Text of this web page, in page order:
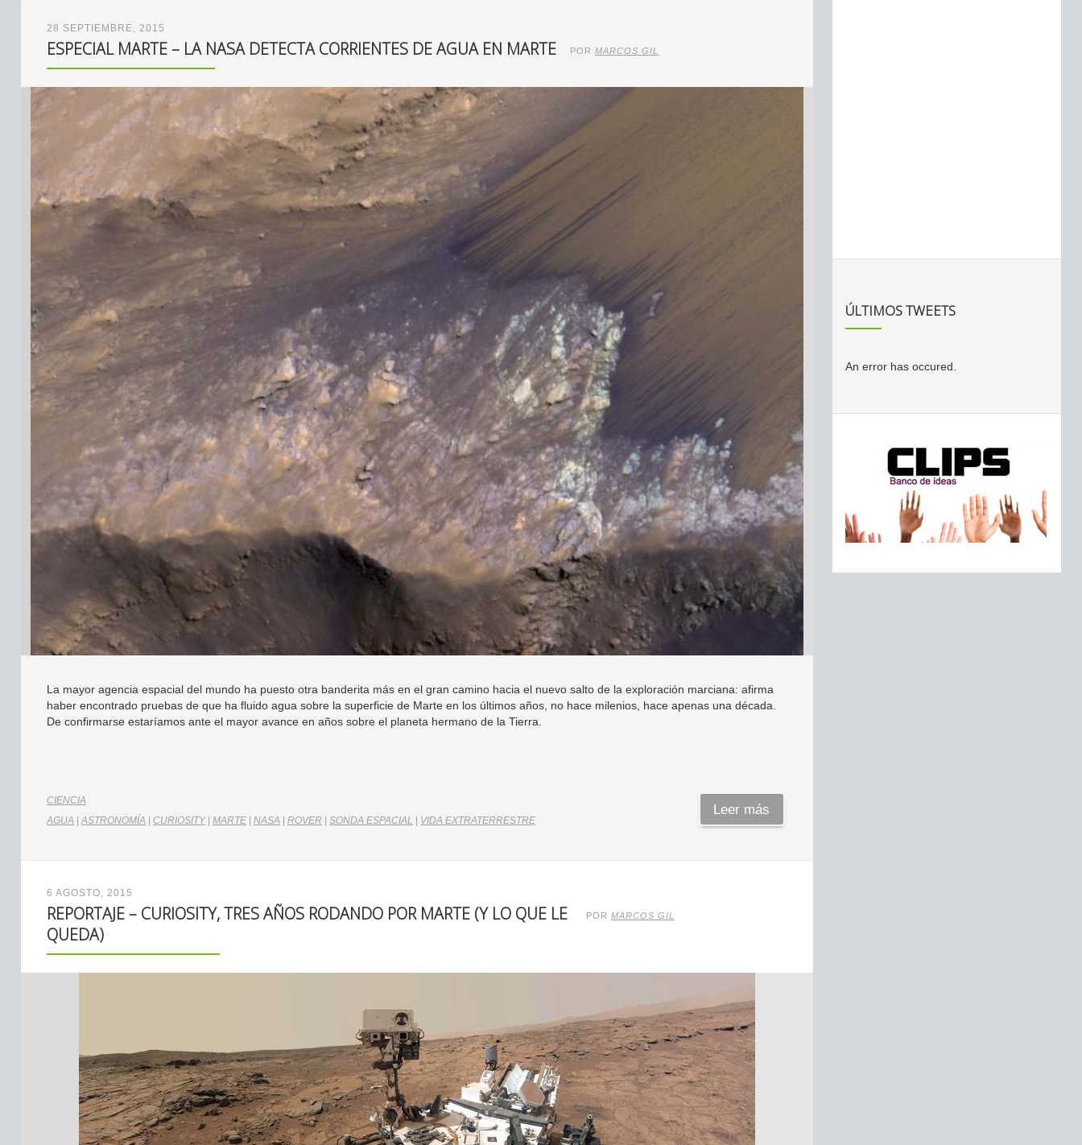
28 SEPTIEMBRE, 2015
ESPECIAL MARTE – LA NASA DETECTA CORRIENTES DE AGUA EN MARTE PORMARCOS GIL
La mayor agencia espacial del mundo ha puesto otra banderita más en el gran camino hacia el nuevo salto de la exploración marciana: afirma
haber encontrado pruebas de que ha fluido agua sobre la superficie de Marte en los últimos años, no hace milenios, hace apenas una década.
De confirmarse estaríamos ante el mayor avance en años sobre el planeta hermano de la Tierra.
CIENCIA
AGUA |ASTRONOMÍA CURIOSITY| MARTE NASA ROVER SONDA ESPACIAL VIDA EXTRATERRESTRE
Leer más
6 AGOSTO, 2015
REPORTAJE – CURIOSITY, TRES AÑOS RODANDO POR MARTE (Y LO QUE LE
QUEDA)
POR MARCOS GIL
ÚLTIMOS TWEETS
An error has occured.